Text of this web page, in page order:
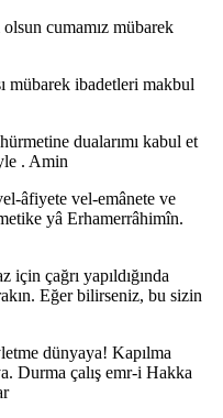
cumamız mübarek
mübarek ibadetleri makbul
dualarımı kabul et
. Amin
âfiyete vel-emânete ve
yâ Erhamerrâhimîn.
çağrı yapıldığında
Eğer bilirseniz, bu sizin
dünyaya! Kapılma
Durma çalış emr-i Hakka